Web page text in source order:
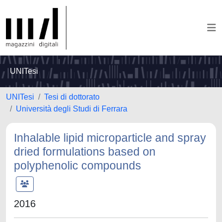
UNITesi
UNITesi
Tesi di dottorato
Università degli Studi di Ferrara
Inhalable lipid microparticle and spray
dried formulations based on
polyphenolic compounds
2016